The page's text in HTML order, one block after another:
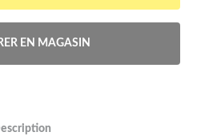
EN MAGASIN